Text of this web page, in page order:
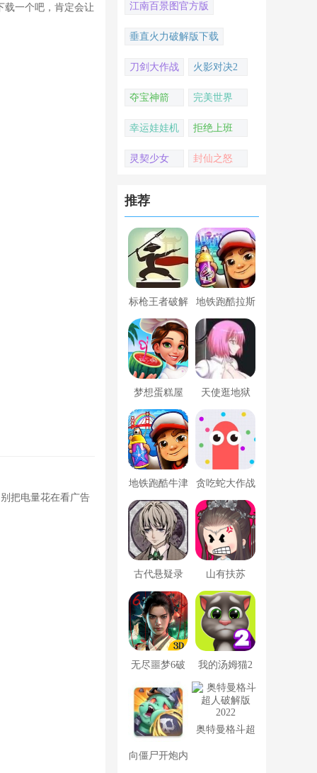
载一个吧，肯定会让
把电量花在看广告
江南百景图官方版
垂直火力破解版下载
刀剑大作战 火影对决2
夺宝神箭 完美世界
幸运娃娃机 拒绝上班
灵契少女 封仙之怒
推荐
标枪王者破解
版无限金币钻
石内置菜单
地铁跑酷拉斯
维加斯新触控
内置菜单版
梦想蛋糕屋 天使逛地狱
地铁跑酷牛津
版内置菜单
贪吃蛇大作战
破解版
古代悬疑录 山有扶苏
无尽噩梦6破
解版内置菜单
MOD修改器
我的汤姆猫2
破解版
向僵尸开炮内
奥特曼格斗超